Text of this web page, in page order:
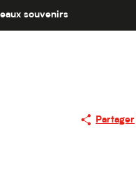
souvenirs
Partager